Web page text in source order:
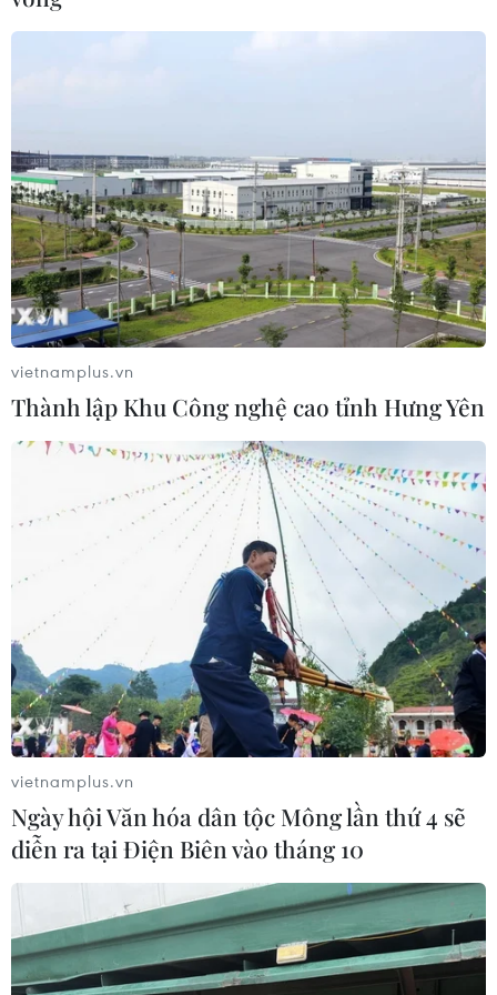
vietnamplus.vn
Thành lập Khu Công nghệ cao tỉnh Hưng Yên
vietnamplus.vn
Ngày hội Văn hóa dân tộc Mông lần thứ 4 sẽ
diễn ra tại Điện Biên vào tháng 10